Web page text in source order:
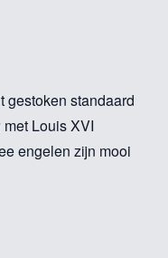
gestoken standaard
Louis XVI
engelen zijn mooi